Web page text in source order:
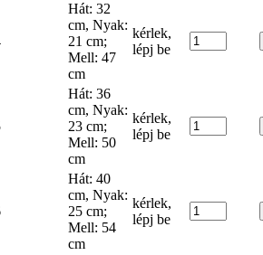
Hát: 32
cm, Nyak:
21 cm;
Mell: 47
cm
kérlek,
lépj be
Hát: 36
cm, Nyak:
23 cm;
Mell: 50
cm
kérlek,
lépj be
Hát: 40
cm, Nyak:
25 cm;
Mell: 54
cm
kérlek,
lépj be